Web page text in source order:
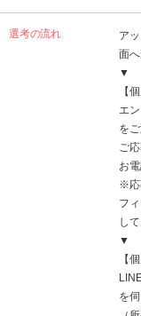
選考の流れ
ア
面
▼
【
エ
を
ご
お
※応
フ
し
▼
【
を伺